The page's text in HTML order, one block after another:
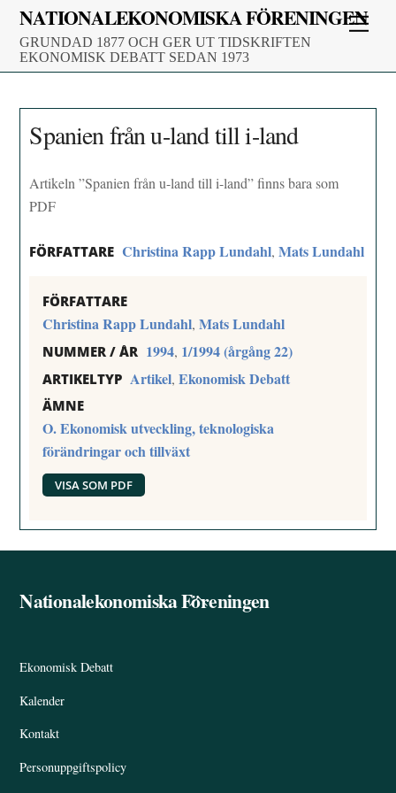
Skip
content
NATIONALEKONOMISKA FÖRENINGEN
GRUNDAD 1877 OCH GER UT TIDSKRIFTEN
EKONOMISK DEBATT SEDAN 1973
Spanien från u-land till i-land
Artikeln ”Spanien från u-land till i-land” finns bara som
PDF
FÖRFATTARE Christina Rapp Lundahl,Mats Lundahl
FÖRFATTARE
Christina Rapp Lundahl,Mats Lundahl
NUMMER / ÅR 1994, 1/1994 (årgång 22)
ARTIKELTYP Artikel,Ekonomisk Debatt
ÄMNE
O. Ekonomisk utveckling, teknologiska
förändringar och tillväxt
VISA SOM PDF
Back
Nationalekonomiska Föreningen
Ekonomisk Debatt
Kalender
Kontakt
Personuppgiftspolicy